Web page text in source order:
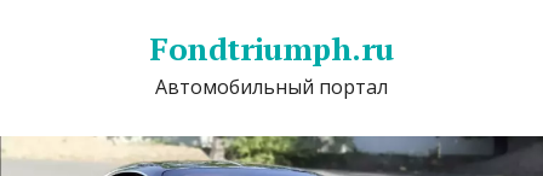
Fondtriumph.ru
Автомобильный портал